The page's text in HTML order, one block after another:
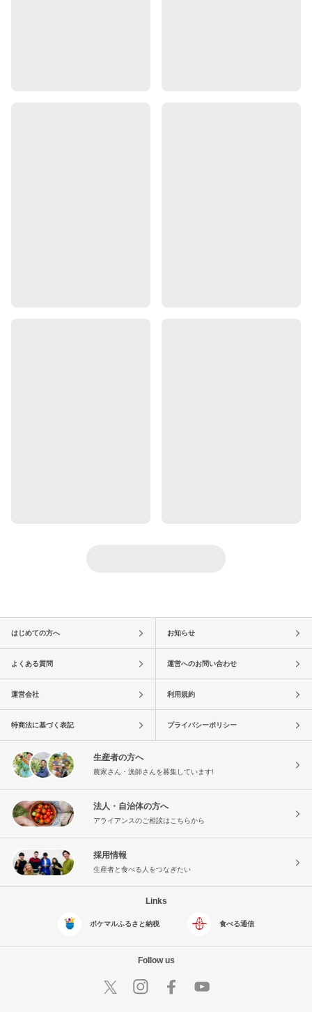
はじめての方へ お知らせ
よくある質問 運営へのお問い合わせ
運営会社 利用規約
特商法に基づく表記 プライバシーポリシー
生産者の方へ
農家さん・漁師さんを募集しています!
法人・自治体の方へ
アライアンスのご相談はこちらから
採用情報
生産者と食べる人をつなぎたい
Links
ポケマルふるさと納税 食べる通信
Follow us